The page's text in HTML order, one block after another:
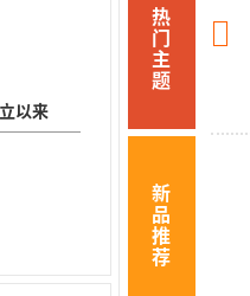
以来
热
门
主
题
新
品
推
荐